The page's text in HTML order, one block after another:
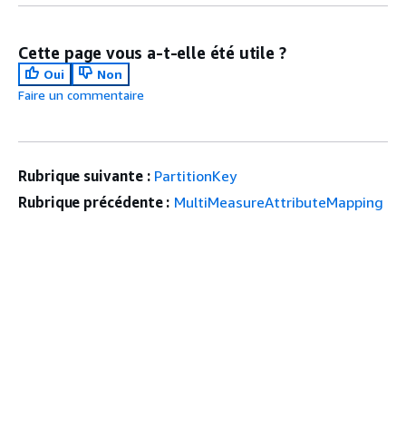
Cette page vous a-t-elle été utile ?
Oui
Non
Faire un commentaire
Rubrique suivante : PartitionKey
Rubrique précédente : MultiMeasureAttributeMapping